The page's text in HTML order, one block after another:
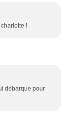
!
débarque pour